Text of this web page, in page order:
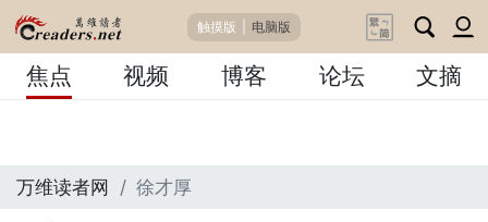
触摸版 电脑版
焦点 视频 博客 论坛 文摘
万维读者网 徐才厚